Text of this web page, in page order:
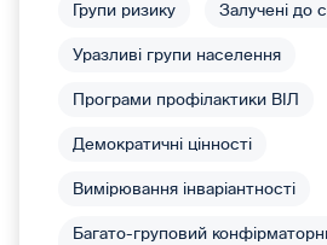
Групи ризику Залучені до
Уразливі групи населення
Програми профілактики ВІЛ
Демократичні цінності
Вимірювання інваріантності
Багато-груповий